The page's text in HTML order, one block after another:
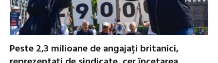
Peste 2,3 milioane de angajați britanici,